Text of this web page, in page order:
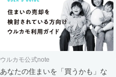
ウルカモ公式note
あなたの住まいを「買うかも」な